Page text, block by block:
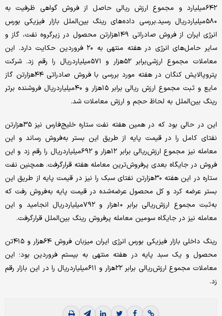
۶۴۲‌میلیارد و مجموع ارزش ‌ریالی حاصل از فروش گواهی ظرفیت به
۵۸۰‌میلیارد‌ریال رسید.بررسی داده‌های رینگ بین‌الملل بازار فیزیکی بورس
انرژی ایران از فروش صادراتی ۱۴۹‌هزار‌تن محصول در زیرگروه نفت، گاز و
سایر حامل‌های انرژی در هفته منتهی به ۲۰ فروردین حکایت دارد. این
معاملات مجموع ارزشی‌برابر ۵۲‌هزار و ۵۷۱‌میلیارد‌ریال را رقم زد. شرکت
پتروپالایش کنگان در هفته مورد بررسی با فروش صادراتی ۴۴‌هزار‌تن گاز
مایع و ثبت مجموع ارزش ‌ریالی ‌برابر ۱۵‌هزار و ۴۰‌میلیارد‌ریال فروشنده برتر
رینگ بین‌الملل به لحاظ حجم و ارزش معاملات شد.
این در حالی بود که در همین هفته نفت ستاره خلیج‌فارس نیز ۳۵‌هزار‌تن
نفتای کامل را در قیمت پایه از طریق این بستر به‌فروش رساند و این
معامله نیز مجموع ارزش‌ریالی ‌برابر ۱۲‌هزار و ۶۹۲‌میلیارد‌ریال را رقم زد و این
فروش در جایگاه بعدی پرفروش‌‌‌‌‌ترین معامله هفته قرارگرفت. همچنین نفت
ستاره در این هفته ۳۰‌هزار‌تن نفتای سبک را نیز در قیمت پایه از طریق این
بستر عرضه کرد و کل محصول عرضه‌شده در قیمت پایه به‌فروش رفت که
به‌ثبت مجموع ارزش‌ریالی ‌برابر ۱۰‌هزار و ۷۹۲‌میلیارد‌ریال انجامید و این
معامله نیز در جایگاه سومین معامله پرفروش رینگ بین‌الملل قرارگرفت.
رینگ داخلی بازار فیزیکی بورس انرژی ایران میزبان فروش ۶۴‌هزار و ۴۱۵‌تن
محصول و یک سبد پایه در هفته منتهی به بیستم فروردین بود؛ این
معاملات مجموع ارزش‌ریالی ‌برابر ۲۲‌هزار و ۶۱۱‌میلیارد‌ریال را در این بازار رقم
زد.